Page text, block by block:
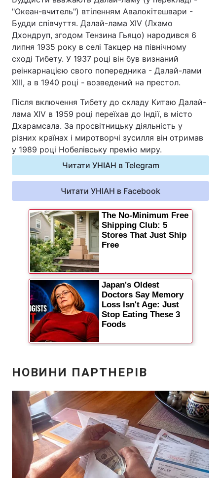
Одеса
Спорт Наука
Техно і зв'язок Лайт
Здоров'я Туризм
Цікавинки Погода
Відео з Youtube Статті
Думки
Архів Вакансії
Контакти
ПОСЛУГИ
Реклама на сайті Фотобанк
Моніторинг
"Океан-вчитель") втіленням Авалокітешвари -
Будди співчуття. Далай-лама XIV (Лхамо
Дхондруп, згодом Тензина Гьяцо) народився 6
липня 1935 року в селі Такцер на північному
сході Тибету. У 1937 році він був визнаний
реінкарнацією свого попередника - Далай-лами
XIII, а в 1940 році - возведений на престол.
Після включення Тибету до складу Китаю Далай-
лама XIV в 1959 році переїхав до Індії, в місто
Дхарамсала. За просвітницьку діяльність у
різних країнах і миротворчі зусилля він отримав
у 1989 році Нобелівську премію миру.
Читати УНІАН в Telegram
Читати УНІАН в Facebook